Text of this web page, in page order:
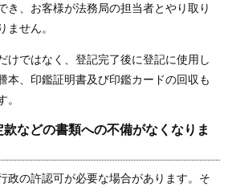
き、お客様が法務局の担当者とやり取り
ません。
けではなく、登記完了後に登記に使用し
本、印鑑証明書及び印鑑カードの回収も
。
款などの書類への不備がなくなりま
政の許認可が必要な場合があります。そ